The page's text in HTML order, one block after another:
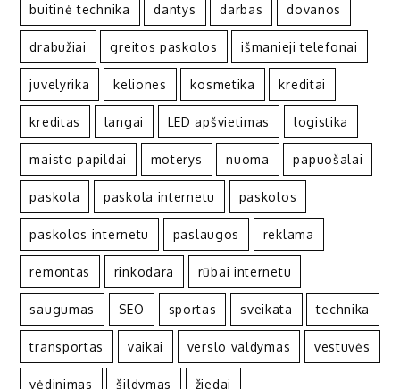
buitinė technika dantys darbas dovanos
drabužiai greitos paskolos išmanieji telefonai
juvelyrika keliones kosmetika kreditai
kreditas langai LED apšvietimas logistika
maisto papildai moterys nuoma papuošalai
paskola paskola internetu paskolos
paskolos internetu paslaugos reklama
remontas rinkodara rūbai internetu
saugumas SEO sportas sveikata technika
transportas vaikai verslo valdymas vestuvės
vėdinimas šildymas žiedai